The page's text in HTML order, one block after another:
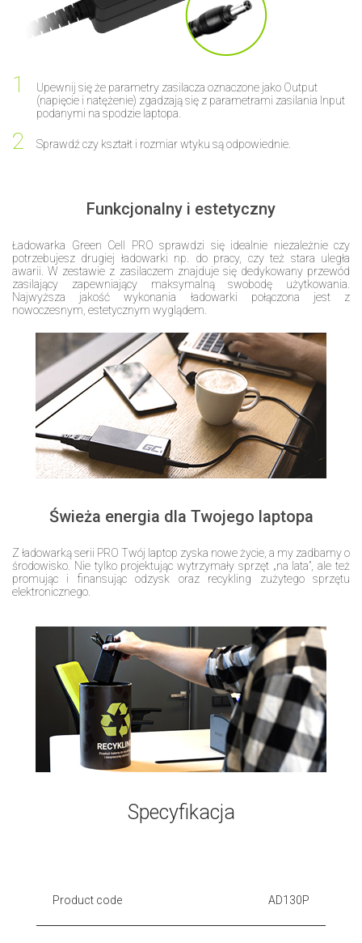
Upewnij się że parametry zasilacza oznaczone jako Output
(napięcie i natężenie) zgadzają się z parametrami zasilania Input
podanymi na spodzie laptopa.
Sprawdź czy kształt i rozmiar wtyku są odpowiednie.
Funkcjonalny i estetyczny
Ładowarka Green Cell PRO sprawdzi się idealnie niezależnie czy
potrzebujesz drugiej ładowarki np. do pracy, czy też stara uległa
awarii. W zestawie z zasilaczem znajduje się dedykowany przewód
zasilający zapewniający maksymalną swobodę użytkowania.
Najwyższa jakość wykonania ładowarki połączona jest z
nowoczesnym, estetycznym wyglądem.
Świeża energia dla Twojego laptopa
Z ładowarką serii PRO Twój laptop zyska nowe życie, a my zadbamy o
środowisko. Nie tylko projektując wytrzymały sprzęt „na lata”, ale też
promując i finansując odzysk oraz recykling zużytego sprzętu
elektronicznego.
Specyfikacja
Product code AD130P